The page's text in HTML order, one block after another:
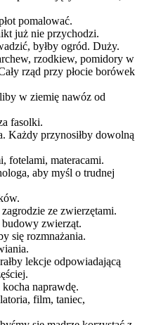
pomalować.
już nie przychodzi.
byłby ogród. Duży.
rzodkiew, pomidory w
rząd przy płocie borówek
w ziemię nawóz od
fasolki.
Każdy przynosiłby dowolną
fotelami, materacami.
aby myśl o trudnej
ze zwierzętami.
zwierząt.
się rozmnażania.
lekcje odpowiadającą
naprawdę.
film, taniec,